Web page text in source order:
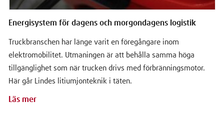
Energisystem för dagens och morgondagens logistik
Truckbranschen har länge varit en föregångare inom
elektromobilitet. Utmaningen är att behålla samma höga
tillgänglighet som när trucken drivs med förbränningsmotor.
Här går Lindes litiumjonteknik i täten.
Läs mer